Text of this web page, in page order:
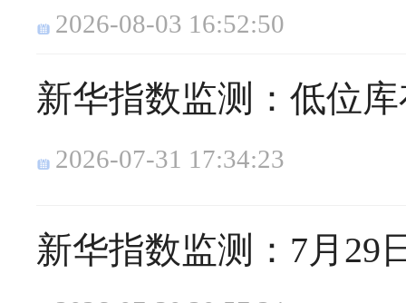
2026-08-03 16:52:50
新华指数监测：低位
2026-07-31 17:34:23
新华指数监测：7月29